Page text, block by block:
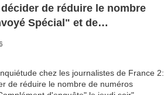
de réduire le nombre
Spécial" et de